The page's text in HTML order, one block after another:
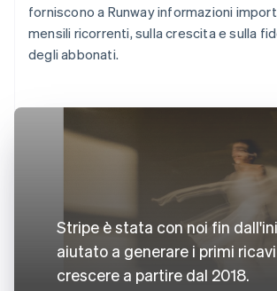
forniscono a Runway informazioni
mensili ricorrenti, sulla crescita e sulla
degli abbonati.
Stripe è stata con noi fin
aiutato a generare i primi
crescere a partire dal 2018.